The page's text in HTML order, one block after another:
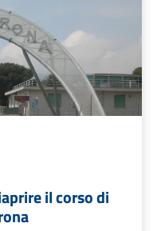
il corso di